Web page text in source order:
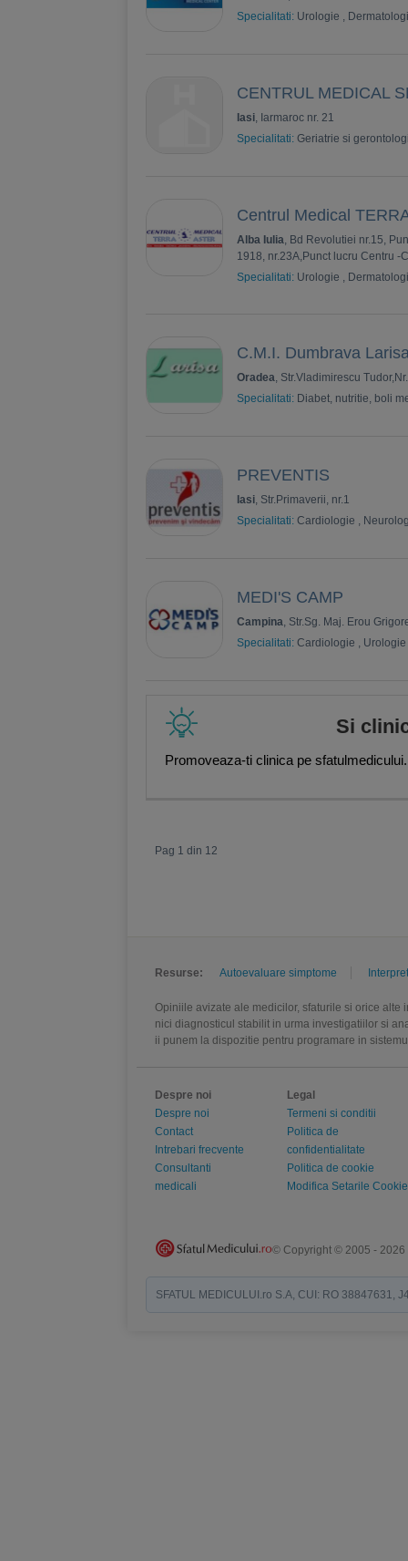
Specialitati: Urologie ,
CENTRUL MEDICAL
Iasi, Iarmaroc nr. 21
Specialitati: Geriatrie si
Centrul Medical
Alba Iulia, Bd Revolutiei nr.15,
1918, nr.23A,Punct lucru Centru -
Specialitati: Urologie ,
C.M.I. Dumbrava
Oradea, Str.Vladimirescu
Specialitati: Diabet, nutritie, boli
PREVENTIS
Iasi, Str.Primaverii, nr.1
Specialitati: Cardiologie ,
MEDI'S CAMP
Campina, Str.Sg. Maj. Erou
Specialitati: Cardiologie , Urologie
Si
Promoveaza-ti clinica pe
Pag 1 din 12
Resurse: Autoevaluare simptome
Opiniile avizate ale medicilor, sfaturile si orice
nici diagnosticul stabilit in urma investigatiilor si
ii punem la dispozitie pentru programare in
Despre noi
Despre noi
Contact
Intrebari frecvente
Consultanti
medicali
Legal
Termeni si conditii
Politica de
confidentialitate
Politica de cookie
Modifica Setarile Cookie
© Copyright © 2005 - 2026
SFATUL MEDICULUI.ro S.A, CUI: RO 38847631,